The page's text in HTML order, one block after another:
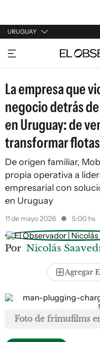
URUGUAY
URUGUAY
ARGENTINA
ESPAÑA
ESTADOS UNIDOS
La empresa que
negocio detrás
en Uruguay: de
transformar
De origen familiar,
propia operativa a
empresarial con
en Uruguay
11 de mayo 2026 5:00 hs
Por Nicolás
Agregar
Foto de frimufilms